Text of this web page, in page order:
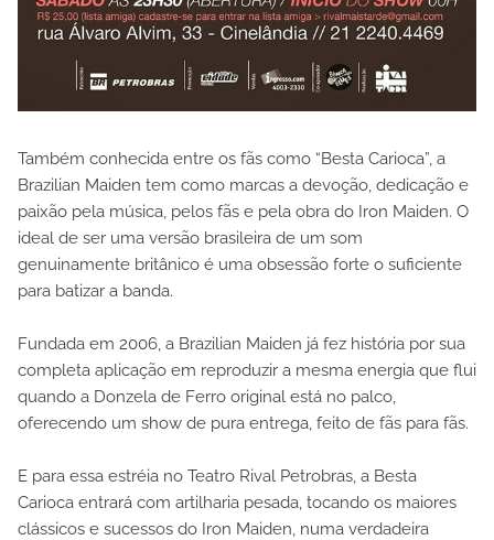
Também conhecida entre os fãs como “Besta Carioca”, a
Brazilian Maiden tem como marcas a devoção, dedicação e
paixão pela música, pelos fãs e pela obra do Iron Maiden. O
ideal de ser uma versão brasileira de um som
genuinamente britânico é uma obsessão forte o suficiente
para batizar a banda.
Fundada em 2006, a Brazilian Maiden já fez história por sua
completa aplicação em reproduzir a mesma energia que flui
quando a Donzela de Ferro original está no palco,
oferecendo um show de pura entrega, feito de fãs para fãs.
E para essa estréia no Teatro Rival Petrobras, a Besta
Carioca entrará com artilharia pesada, tocando os maiores
clássicos e sucessos do Iron Maiden, numa verdadeira